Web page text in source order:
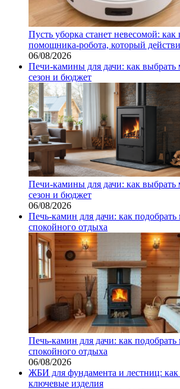
Пусть уборка станет невесомой: как
помощника‑робота, который
06/08/2026
Печи-камины для дачи: как выбрать
сезон и бюджет
Печи-камины для дачи: как выбрать
сезон и бюджет
06/08/2026
Печь-камин для дачи: как подобрать
спокойного отдыха
Печь-камин для дачи: как подобрать
спокойного отдыха
06/08/2026
ЖБИ для фундамента и лестниц: как
ключевые изделия